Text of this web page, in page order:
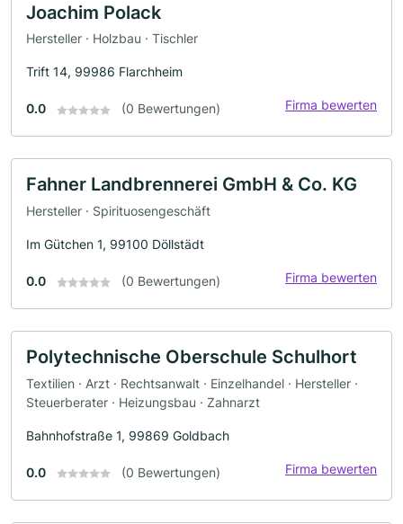
Joachim Polack
Hersteller · Holzbau · Tischler
Trift 14, 99986 Flarchheim
0.0 (0 Bewertungen) Firma bewerten
Fahner Landbrennerei GmbH & Co. KG
Hersteller · Spirituosengeschäft
Im Gütchen 1, 99100 Döllstädt
0.0 (0 Bewertungen) Firma bewerten
Polytechnische Oberschule Schulhort
Textilien · Arzt · Rechtsanwalt · Einzelhandel · Hersteller ·
Steuerberater · Heizungsbau · Zahnarzt
Bahnhofstraße 1, 99869 Goldbach
0.0 (0 Bewertungen) Firma bewerten